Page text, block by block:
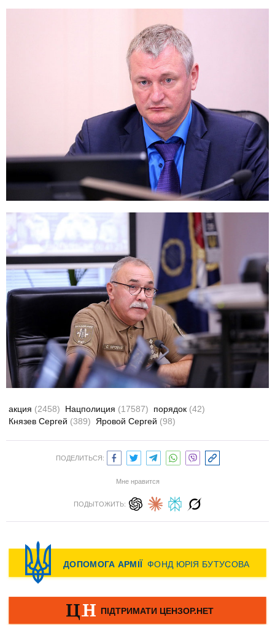
акция (2458) Нацполиция (17587) порядок (42)
Князев Сергей (389) Яровой Сергей (98)
ПОДЕЛИТЬСЯ:
Мне нравится
ПОДЫТОЖИТЬ: